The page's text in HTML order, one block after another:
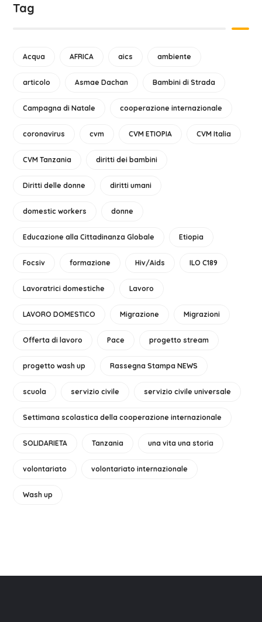
Tag
Acqua AFRICA aics ambiente
articolo Asmae Dachan Bambini di Strada
Campagna di Natale cooperazione internazionale
coronavirus cvm CVM ETIOPIA CVM Italia
CVM Tanzania diritti dei bambini
Diritti delle donne diritti umani
domestic workers donne
Educazione alla Cittadinanza Globale Etiopia
Focsiv formazione Hiv/Aids ILO C189
Lavoratrici domestiche Lavoro
LAVORO DOMESTICO Migrazione Migrazioni
Offerta di lavoro Pace progetto stream
progetto wash up Rassegna Stampa NEWS
scuola servizio civile servizio civile universale
Settimana scolastica della cooperazione internazionale
SOLIDARIETA Tanzania una vita una storia
volontariato volontariato internazionale
Wash up